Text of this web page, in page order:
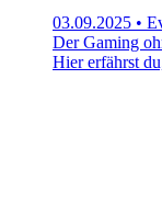
03.09.2025 •
Der Gaming
Hier erfährst